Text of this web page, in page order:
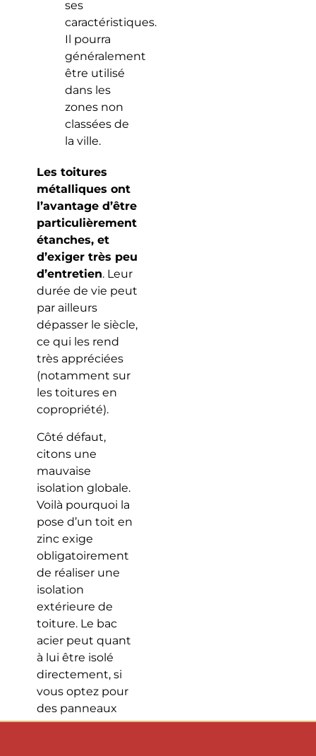
ses
caractéristiques.
Il pourra
généralement
être utilisé
dans les
zones non
classées de
la ville.
Les toitures
métalliques ont
l’avantage d’être
particulièrement
étanches, et
d’exiger très peu
d’entretien. Leur
durée de vie peut
par ailleurs
dépasser le siècle,
ce qui les rend
très appréciées
(notamment sur
les toitures en
copropriété).
Côté défaut,
citons une
mauvaise
isolation globale.
Voilà pourquoi la
pose d’un toit en
zinc exige
obligatoirement
de réaliser une
isolation
extérieure de
toiture. Le bac
acier peut quant
à lui être isolé
directement, si
vous optez pour
des panneaux
sandwich pour